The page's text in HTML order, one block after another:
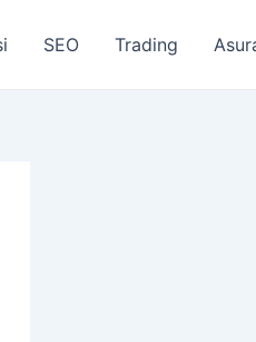
SEO Trading